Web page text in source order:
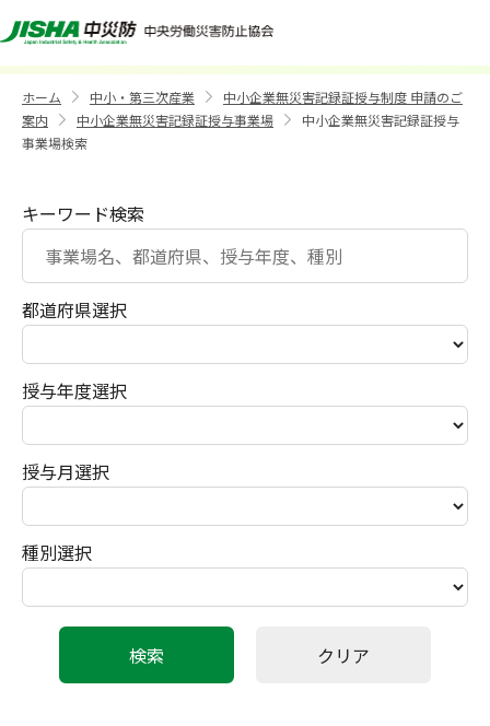
中小企業無災害記録証授与事業場検索
ホーム >中小・第三次産業 >中小企業無災害記録証授与制度 申請のご
案内
>中小企業無災害記録証授与事業場 >中小企業無災害記録証授与
事業場検索
キーワード検索
都道府県選択
授与年度選択
授与月選択
種別選択